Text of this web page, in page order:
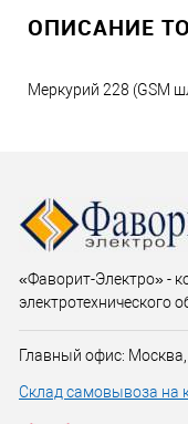
ОПИСАНИЕ
Меркурий 228 (GSM
«Фаворит-Электро» -
электротехнического
Главный офис:
Склад самовывоза на